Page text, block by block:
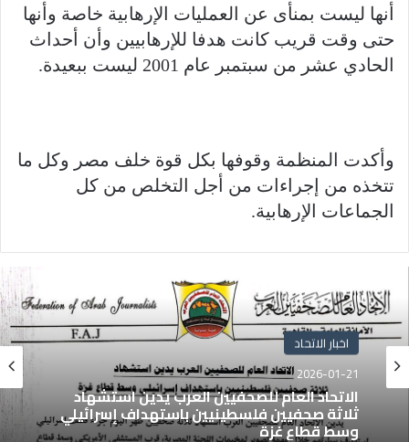
أنها ليست بمنأى عن العمليات الإرهابية خاصة وأنها
حتى وقت قريب كانت هدفا للإرهابيين وأن أحداث
الحادي عشر من سبتمبر عام 2001 ليست ببعيدة.
وأكدت المنظمة وقوفها بكل قوة خلف مصر وكل ما
تتخذه من إجراءات من أجل التخلص من كل
الجماعات الإرهابية.
اخبار الاتحاد
2026-01-21
الاتحاد العام للصحفيين العرب يدين استشهاد
ثلاثة صحفيين فلسطينيين باستهداف إسرائيلي
وسط قطاع غزة